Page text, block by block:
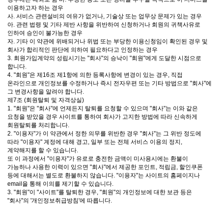
이용하고자 하는 경우
사. 서비스 관련설비의 여유가 없거나, 기술상 또는 업무상 문제가 있는 경우
아. 관련 법령 및 기타 제반 사항을 위반하여 신청하거나 회원의 귀책사유로
인하여 승인이 불가능한 경우
자. 기타 이 약관에 위배되거나 위법 또는 부당한 이용신청임이 확인된 경우 및
회사가 합리적인 판단에 의하여 필요하다고 인정하는 경우
3. 회원가입계약의 성립시기는 "회사"의 승낙이 "회원"에게 도달한 시점으로
합니다.
4. "회원"은 제16조 제1항에 의한 등록사항에 변경이 있는 경우, 직접
온라인으로 개인정보를 수정하거나 즉시 전자우편 또는 기타 방법으로 "회사"에
그 변경사항을 알려야 합니다.
제7조 (회원탈퇴 및 자격상실)
1. "회원"은 "회사"에 언제든지 탈퇴를 요청할 수 있으며 "회사"는 이와 같은
요청을 받았을 경우 사이트를 통하여 회사가 고지한 방법에 따라 신속하게
회원탈퇴를 처리합니다.
2. "이용자"가 이 약관에서 정한 의무를 위반한 경우 "회사"는 그 위반 정도에
따라 "이용자" 계정에 대해 경고, 일부 또는 전체 서비스 이용의 정지,
계약해지를 할 수 있습니다.
또 이 과정에서 "이용자"가 유로로 충전한 금액이 미사용시에는 환불이
가능하나 사용한 이력이 있으면 "회사"에서 제공한 포인트, 적립금, 할인쿠폰
등에 대해서는 별도로 환불하지 않습니다. "이용자"는 사이트의 홈페이지나
email을 통해 이의를 제기할 수 있습니다.
3. "회원"이 "사이트"를 탈퇴한 경우, "회원"의 개인정보에 대한 보관 등은
"회사"의 '개인정보취급방침'에 따릅니다.